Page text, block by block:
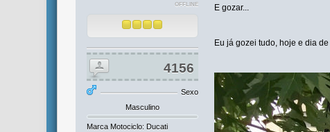
OFFLINE
4156
Sexo
Masculino
Marca Motociclo: Ducati
E gozar...
Eu já gozei tudo, hoje e dia